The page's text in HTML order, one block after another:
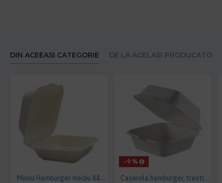
DIN ACEEASI CATEGORIE DE LA ACELASI PRODUCATOR
Meniu Hamburger mediu 440 ml, 125 buc/set
-9 %
Caserola hamburger, trestie de zahar, 15*15 cm, 50 buc/set